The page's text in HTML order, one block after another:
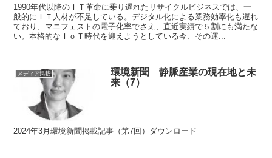
1990年代以降のＩＴ革命に乗り遅れたリサイクルビジネスでは、一
般的にＩＴ人材が不足している。デジタル化による業務効率化も遅れ
ており、マニフェストの電子化率でさえ、直近実績で５割にも満たな
い。本格的なＩｏＴ時代を迎えようとしている今、その運...
メディア掲載
環境新聞 静脈産業の現在地と未
来（7）
2024年3月環境新聞掲載記事（第7回）ダウンロード